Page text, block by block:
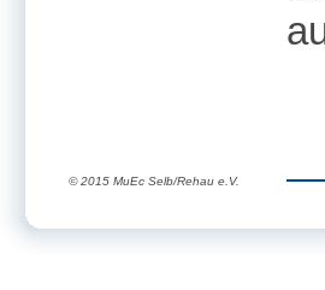
© 2015 MuEc Selb/Rehau e.V.